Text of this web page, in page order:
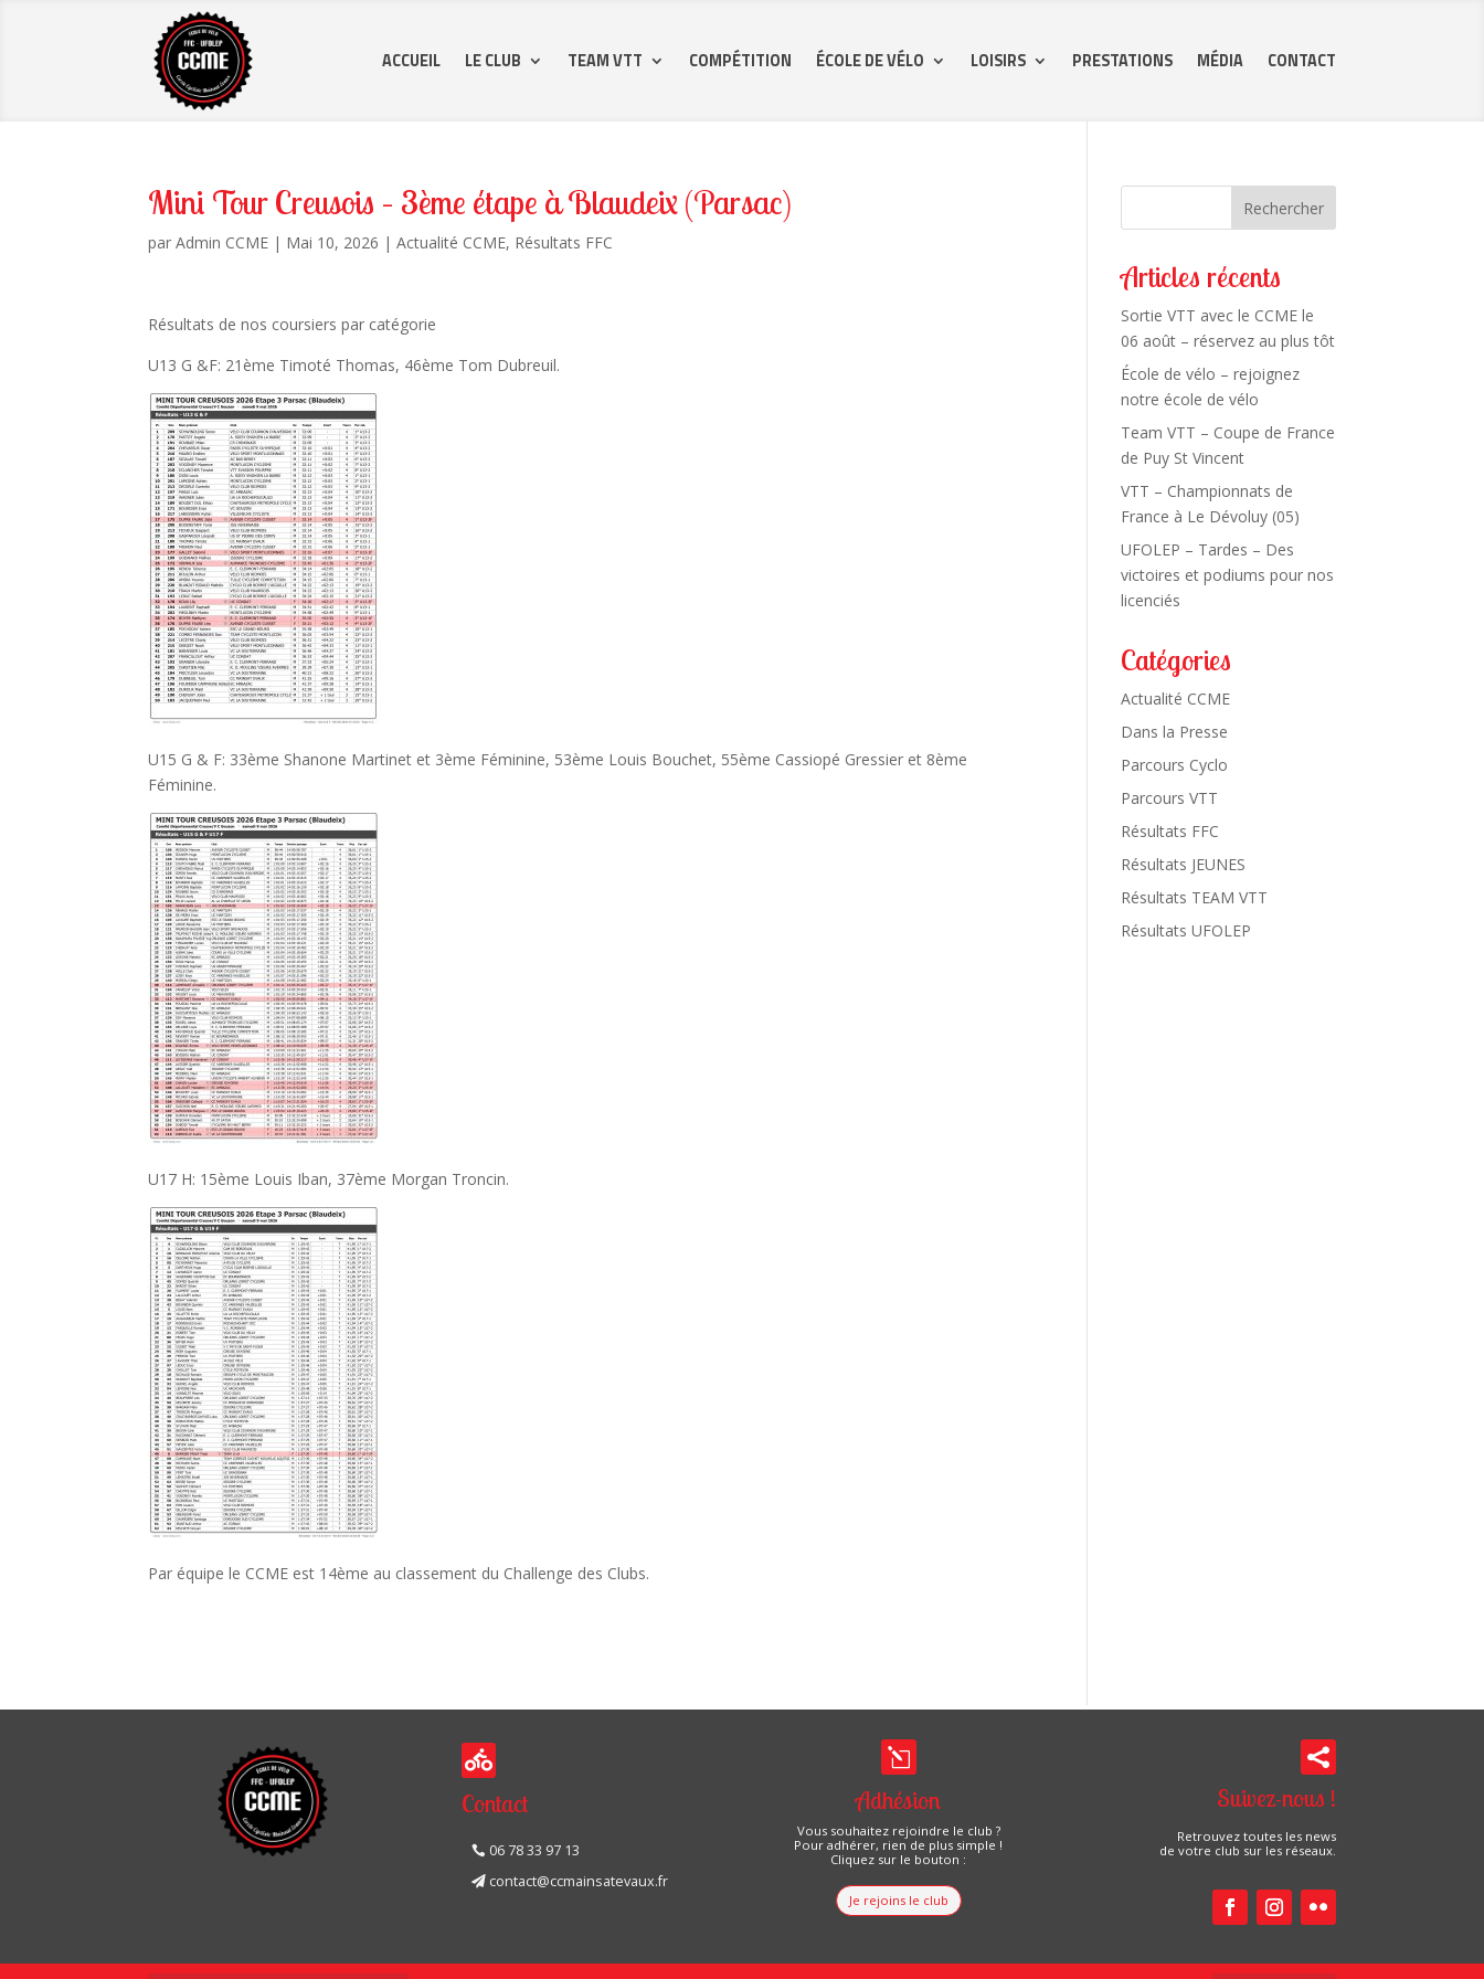
ACCUEIL LE CLUB TEAM VTT COMPÉTITION ÉCOLE DE VÉLO LOISIRS PRESTATIONS MÉDIA CONTACT
Mini Tour Creusois – 3ème étape à Blaudeix (Parsac)
parAdmin CCME | Mai 10, 2026 |Actualité CCME, Résultats FFC
Résultats de nos coursiers par catégorie
U13 G &F: 21ème Timoté Thomas, 46ème Tom Dubreuil.
U15 G & F: 33ème Shanone Martinet et 3ème Féminine, 53ème Louis Bouchet, 55ème Cassiopé Gressier et 8ème
Féminine.
U17 H: 15ème Louis Iban, 37ème Morgan Troncin.
Par équipe le CCME est 14ème au classement du Challenge des Clubs.
Rechercher
Articles récents
Sortie VTT avec le CCME le
06 août – réservez au plus tôt
École de vélo – rejoignez
notre école de vélo
Team VTT – Coupe de France
de Puy St Vincent
VTT – Championnats de
France à Le Dévoluy (05)
UFOLEP – Tardes – Des
victoires et podiums pour nos
licenciés
Catégories
Actualité CCME
Dans la Presse
Parcours Cyclo
Parcours VTT
Résultats FFC
Résultats JEUNES
Résultats TEAM VTT
Résultats UFOLEP

Contact
06 78 33 97 13
contact@ccmainsatevaux.fr
l
Adhésion
Vous souhaitez rejoindre le club ?
Pour adhérer, rien de plus simple !
Cliquez sur le bouton :
Je rejoins le club

Suivez-nous !
Retrouvez toutes les news
de votre club sur les réseaux.